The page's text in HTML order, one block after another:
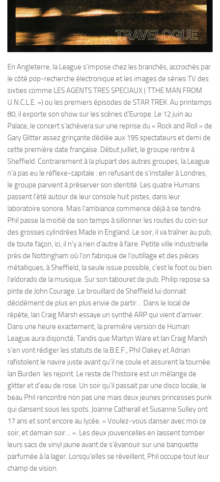
En Angleterre, la League s’impose chez les branchés, accrochés par
le côté pop-recherche électronique et les images de séries TV des
sixties comme LES AGENTS TRES SPECIAUX ( TTHE MAN FROM
U.N.C.L.E. ») ou les premiers épisodes de STAR TREK .Au printemps
80, il exporte son show sur les scènes d’Europe. Le 12 juin au
Palace, le concert s’achèvera sur une reprise du « Rock and Roll » de
Gary Glitter assez grinçante dédiée aux 195 spectateurs et demi de
cette première date française. Début juillet, le groupe rentre à
Sheffield. Contrairement à la plupart des autres groupes, la League
n’a pas eu le réflexe-capitale : en refusant de s’installer à Londres,
le groupe parvient à préserver son identité. Les quatre Humans
passent l’été autour de leur console huit pistes, dans leur
laboratoire sonore. Mais l’ambiance commence déjà à se tendre.
Phil passe la moitié de son temps à sillonner les routes du coin sur
des grosses cylindrées Made in England. Le soir, il va traîner au pub;
de toute façon, ici, il n’y a rien d’autre à faire. Petite ville industrielle
près de Nottingham où l’on fabrique de l’outillage et des pièces
métalliques, à Sheffield, la seule issue possible, c’est le foot ou bien
l’eldorado de la musique. Sur son tabouret de pub, Philip repose sa
pinte de John Courage. Le brouillard de Sheffield lui donnait
décidément de plus en plus envie de partir… Dans le local de
répète, lan Craig Marsh essaye un synthé ARP qui vient d’arriver.
Dans une heure exactement, la première version de Human
League aura disjoncté. Tandis que Martyn Ware et lan Craig Marsh
s’en vont rédiger les statuts de la B.E.F., Phil Oakey et Adrian
rafistolent le navire juste avant qu’il ne coule et assurent la tournée.
lan Burden les rejoint. Le reste de l’histoire est un mélange de
glitter et d’eau de rose. Un soir qu’il passait par une disco locale, le
beau Phil rencontre non pas une mais deux jeunes princesses punk
qui dansent sous les spots. Joanne Catherall et Susanne Sulley ont
17 ans et sont encore au lycée. « Voulez-vous danser avec moi ce
soir, et demain soir… ». Les deux jouvencelles en laissent tomber
leurs sacs de vinyl jaune avant de s’évanouir sur une banquette
parfumée à la lager. Lorsqu’elles se réveillent, Phil occupe tout leur
champ de vision.